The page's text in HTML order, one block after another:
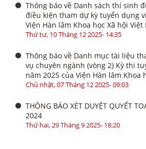
Thông báo về Danh sách thí sinh
điều kiện tham dự kỳ tuyển dụng
Viện Hàn lâm Khoa học Xã hội Việt
Thứ tư, 10 Tháng 12 2025- 14:35
Thông báo về Danh mục tài liệu
vụ chuyên ngành (vòng 2) Kỳ thi
năm 2025 của Viện Hàn lâm Khoa
Chủ nhật, 07 Tháng 12 2025- 09:03
THÔNG BÁO XÉT DUYỆT QUYẾT
2024
Thứ hai, 29 Tháng 9 2025- 18:20